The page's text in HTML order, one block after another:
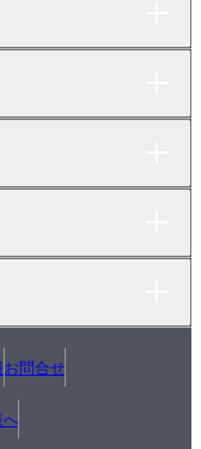
お問合せ
へ